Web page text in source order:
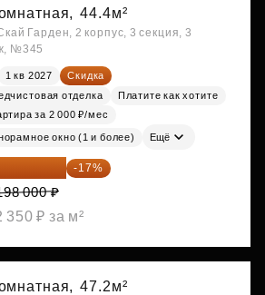
44.4м²
Гарден, 2 корпус, 3 секция, 3
№345
1 кв 2027
Скидка
отделка
Платите как хотите
за 2 000 ₽/мес
окно (1 и более) Ещё
084 340 ₽ -17%
000 ₽
350 ₽ за м²
47.2м²